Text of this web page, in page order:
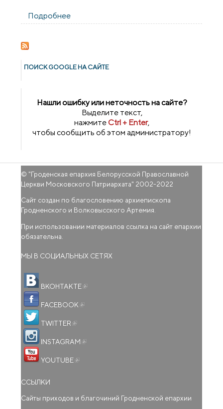
Подробнее
навуковай бібліятэцы ГрДУ
ПОИСК GOОGLE НА САЙТЕ
Нашли ошибку или неточность на сайте?
Выделите текст,
нажмитеCtrl + Enter,
чтобы сообщить об этом администратору!
© "Гроденская епархия Белорусской Православной
Церкви Московского Патриархата" 2002-2022
Сайт создан по благословению архиепископа
Гродненского и Волковысского Артемия.
При использовании материалов ссылка на сайт епархии
обязательна.
МЫ В СОЦИАЛЬНЫХ СЕТЯХ
ВКОНТАКТЕ
FACEBOOK
TWITTER
INSTAGRAM
YOUTUBE
ССЫЛКИ
Сайты приходов и благочиний Гродненской епархии